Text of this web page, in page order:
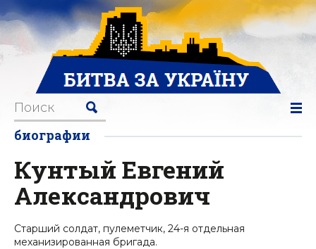
биографии
Кунтый Евгений
Александрович
Старший солдат, пулеметчик, 24-я отдельная
механизированная бригада.